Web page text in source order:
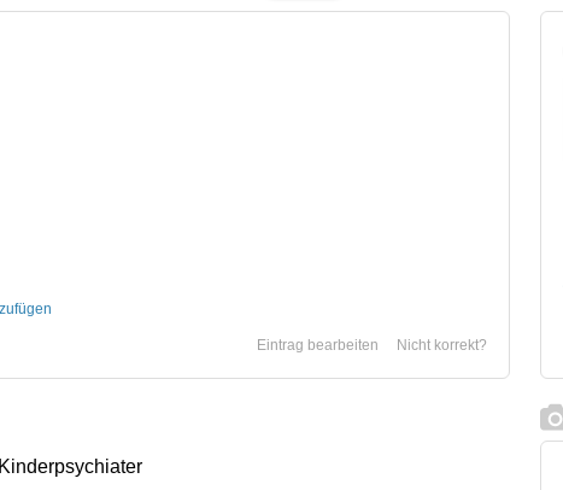
Nicht korrekt?
Eintrag bearbeiten
Kinderpsychiater